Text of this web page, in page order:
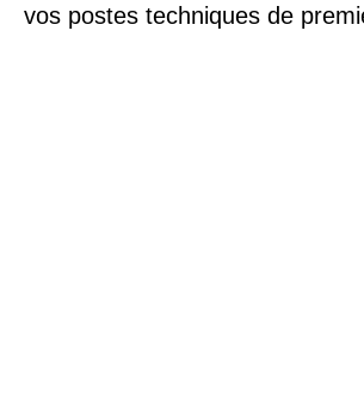
vos postes techniques de